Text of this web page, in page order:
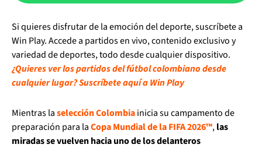
Si quieres disfrutar de la emoción del deporte, suscríbete a
Win Play. Accede a partidos en vivo, contenido exclusivo y
variedad de deportes, todo desde cualquier dispositivo.
¿Quieres ver los partidos del fútbol colombiano desde
cualquier lugar? Suscríbete aquí a Win Play
Mientras laselección Colombiainicia su campamento de
preparación para laCopa Mundial de la FIFA 2026™,las
miradas se vuelven hacia uno de los delanteros